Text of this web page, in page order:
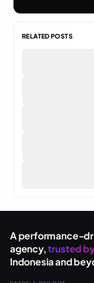
RELATED POSTS
A performance-
agency,trusted
Indonesia and